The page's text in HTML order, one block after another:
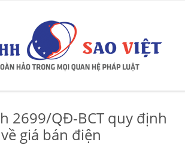
2699/QĐ-BCT quy định
về giá bán điện